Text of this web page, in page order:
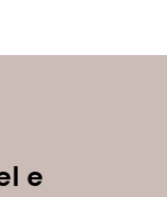
e